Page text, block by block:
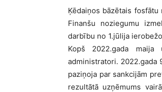
Ķēdaiņos bāzētais
Finanšu noziegumu
darbību no 1.jūlija
Kopš 2022.gada maija
administratori. 2022.gada
paziņoja par sankcijām
rezultātā uzņēmums